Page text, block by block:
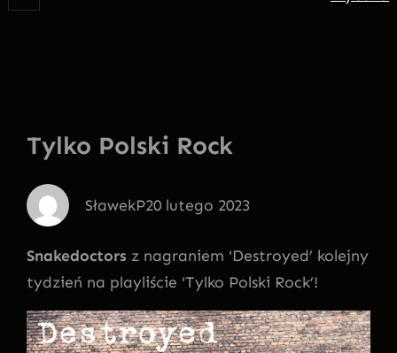
Tylko Polski Rock
SławekP20 lutego 2023
Snakedoctors z nagraniem 'Destroyed’ kolejny
tydzień na playliście 'Tylko Polski Rock’!